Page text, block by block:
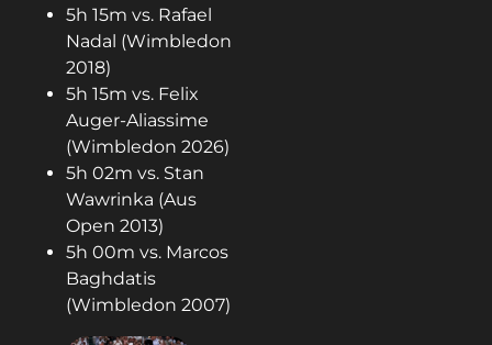
5h 15m vs. Rafael
Nadal (Wimbledon
2018)
5h 15m vs. Felix
Auger-Aliassime
(Wimbledon 2026)
5h 02m vs. Stan
Wawrinka (Aus
Open 2013)
5h 00m vs. Marcos
Baghdatis
(Wimbledon 2007)